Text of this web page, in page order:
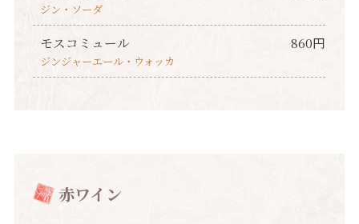
ジン・ソーダ
モスコミュール 860円
ジンジャーエール・ウォッカ
赤ワイン